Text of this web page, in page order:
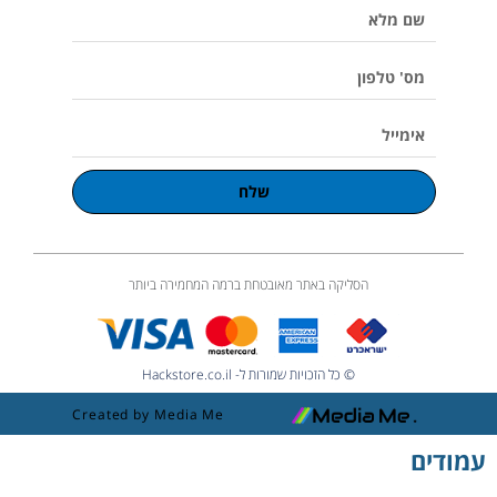
m
מלא
טלפון
שלח
הסליקה באתר מאובטחת ברמה המחמירה ביותר
© כל הזכויות שמורות ל- Hackstore.co.il
Created by Media Me
עמודים